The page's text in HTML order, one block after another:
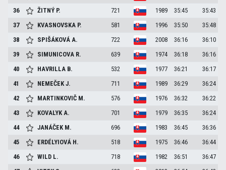
36
ŽITNÝ P. 721 1989 35:45
35:43
37
KVASNOVSKA P. 581 1996 35:50
35:48
38
SPIŠÁKOVÁA. 722 2008 36:16
36:10
39
SIMUNICOVA R. 639 1974 36:18
36:16
40
HAVRILLA B. 532 1977 36:21
36:17
41
NEMEČEKJ. 711 1989 36:29
36:24
42
MARTINKOVIČ M. 576 1976 36:32
36:22
43
KOVALYKA. 701 1979 36:35
36:24
44
JANÁČEK M. 696 1983 36:45
36:36
45
ERDÉLYIOVÁ H. 518 1975 36:46
36:44
46
WILD L. 718 1982 36:51
36:47